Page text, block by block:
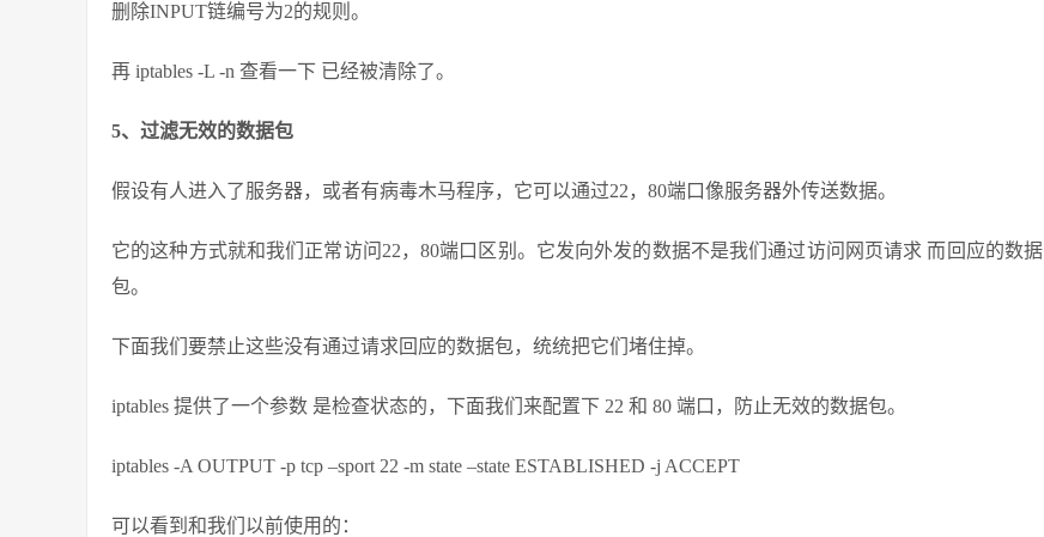
删除INPUT链编号为2的规则。
再 iptables -L -n 查看一下 已经被清除了。
5、过滤无效的数据包
假设有人进入了服务器，或者有病毒木马程序，它可以通过22，80端口像服务器外传送数据。
它的这种方式就和我们正常访问22，80端口区别。它发向外发的数据不是我们通过访问网页请求 而回应的数据
包。
下面我们要禁止这些没有通过请求回应的数据包，统统把它们堵住掉。
iptables 提供了一个参数 是检查状态的，下面我们来配置下 22 和 80 端口，防止无效的数据包。
iptables -A OUTPUT -p tcp –sport 22 -m state –state ESTABLISHED -j ACCEPT
可以看到和我们以前使用的：